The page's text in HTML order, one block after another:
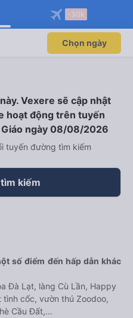
-30k
Chọn ngày
Vexere sẽ cập nhật
hoạt động trên tuyến
ngày 08/08/2026
tuyến đường tìm kiếm
kiếm
số điểm đến hấp dẫn khác
Đà Lạt, làng Cù Lần, Happy
tình cốc, vườn thú Zoodoo,
Cầu Đất,...